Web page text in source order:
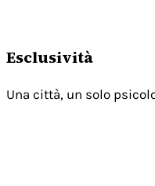
Esclusività
Una città, un solo